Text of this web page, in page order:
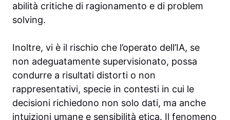
abilità critiche di ragionamento e di problem
solving.
Inoltre, vi è il rischio che l’operato dell’IA, se
non adeguatamente supervisionato, possa
condurre a risultati distorti o non
rappresentativi, specie in contesti in cui le
decisioni richiedono non solo dati, ma anche
intuizioni umane e sensibilità etica. Il fenomeno